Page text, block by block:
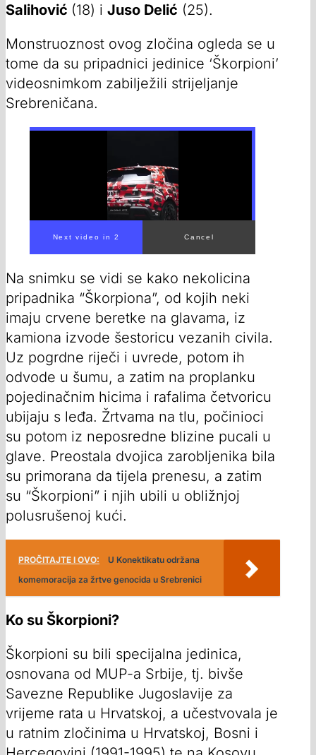
Salihović (18) i Juso Delić (25).
Monstruoznost ovog zločina ogleda se u
tome da su pripadnici jedinice ‘Škorpioni’
videosnimkom zabilježili strijeljanje
Srebreničana.
Next video in 1 Cancel
Na snimku se vidi se kako nekolicina
pripadnika “Škorpiona”, od kojih neki
imaju crvene beretke na glavama, iz
kamiona izvode šestoricu vezanih civila.
Uz pogrdne riječi i uvrede, potom ih
odvode u šumu, a zatim na proplanku
pojedinačnim hicima i rafalima četvoricu
ubijaju s leđa. Žrtvama na tlu, počinioci
su potom iz neposredne blizine pucali u
glave. Preostala dvojica zarobljenika bila
su primorana da tijela prenesu, a zatim
su “Škorpioni” i njih ubili u obližnjoj
polusrušenoj kući.
PROČITAJTE I OVO:
U Konektikatu održana
komemoracija za žrtve genocida u Srebrenici
Ko su Škorpioni?
Škorpioni su bili specijalna jedinica,
osnovana od MUP-a Srbije, tj. bivše
Savezne Republike Jugoslavije za
vrijeme rata u Hrvatskoj, a učestvovala je
u ratnim zločinima u Hrvatskoj, Bosni i